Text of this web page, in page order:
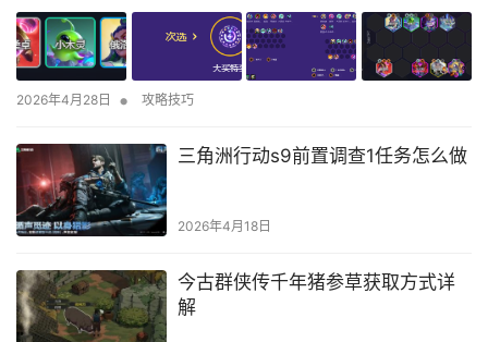
2026年4月28日 • 攻略技巧
三角洲行动s9前置调查1任务怎么做
2026年4月18日
今古群侠传千年猪参草获取方式详
解